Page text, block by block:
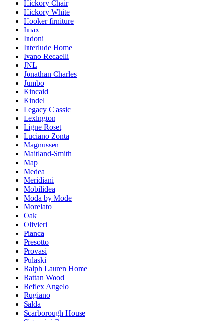
Hickory Chair
Hickory White
Hooker firniture
Imax
Indoni
Interlude Home
Ivano Redaelli
JNL
Jonathan Charles
Jumbo
Kincaid
Kindel
Legacy Classic
Lexington
Ligne Roset
Luciano Zonta
Magnussen
Maitland-Smith
Map
Medea
Meridiani
Mobilidea
Moda by Mode
Morelato
Oak
Olivieri
Pianca
Presotto
Provasi
Pulaski
Ralph Lauren Home
Rattan Wood
Reflex Angelo
Rugiano
Salda
Scarborough House